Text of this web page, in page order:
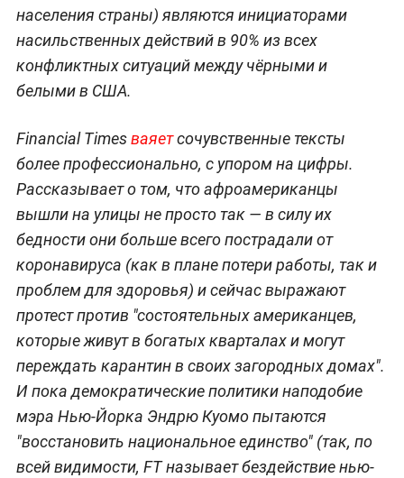
населения страны) являются инициаторами
насильственных действий в 90% из всех
конфликтных ситуаций между чёрными и
белыми в США.
Financial Timesваяетсочувственные тексты
более профессионально, с упором на цифры.
Рассказывает о том, что афроамериканцы
вышли на улицы не просто так — в силу их
бедности они больше всего пострадали от
коронавируса (как в плане потери работы, так и
проблем для здоровья) и сейчас выражают
протест против "состоятельных американцев,
которые живут в богатых кварталах и могут
переждать карантин в своих загородных домах".
И пока демократические политики наподобие
мэра Нью-Йорка Эндрю Куомо пытаются
"восстановить национальное единство" (так, по
всей видимости, FT называет бездействие нью-